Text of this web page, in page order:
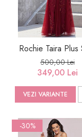
Rochie Taira Plus
500,00 Lei
349,00 Lei
VEZI VARIANTE
-30%